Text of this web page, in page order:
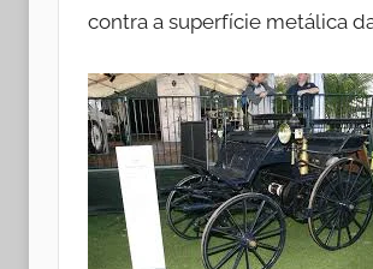
contra a superfície metálica